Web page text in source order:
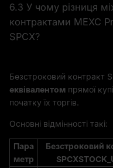
6.3 У чому різниця
контрактами MEXC
SPCX?
Безстроковий контракт
еквівалентом прямої
початку їх торгів.
Основні відмінності такі:
Пара
метр
Безстроковий